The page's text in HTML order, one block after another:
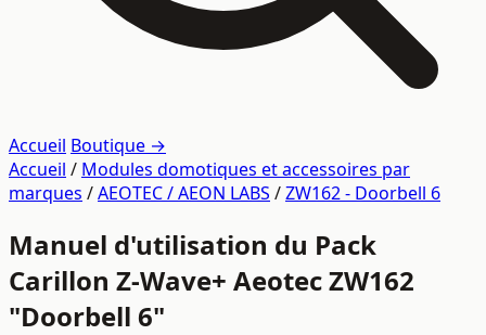
Accueil Boutique →
Accueil / Modules domotiques et accessoires par
marques /AEOTEC / AEON LABS /ZW162 - Doorbell 6
Manuel d'utilisation du Pack
Carillon Z-Wave+ Aeotec ZW162
"Doorbell 6"